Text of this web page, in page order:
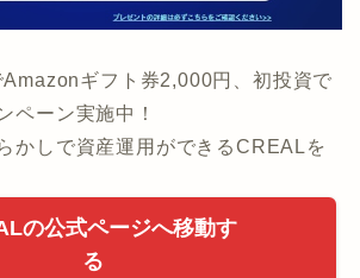
ギフト券2,000円、初投資で
ペーン実施中！
かしで資産運用ができるCREALを
の公式ページへ移動す
る